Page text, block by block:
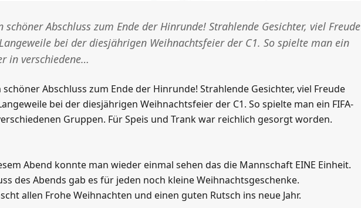
schöner Abschluss zum Ende der Hinrunde! Strahlende Gesichter, viel Freude
bei der diesjährigen Weihnachtsfeier der C1. So spielte man ein
in verschiedene…
Abschluss zum Ende der Hinrunde! Strahlende Gesichter, viel Freude
bei der diesjährigen Weihnachtsfeier der C1. So spielte man ein FIFA-
Gruppen. Für Speis und Trank war reichlich gesorgt worden.
Abend konnte man wieder einmal sehen das die Mannschaft EINE Einheit.
des Abends gab es für jeden noch kleine Weihnachtsgeschenke.
allen Frohe Weihnachten und einen guten Rutsch ins neue Jahr.